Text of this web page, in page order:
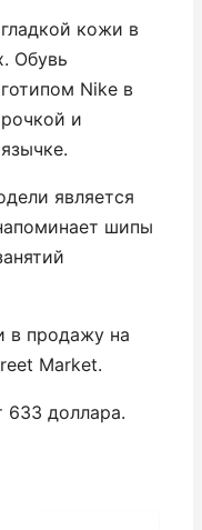
кожи в
Обувь
Nike в
и
является
шипы
в продажу на
Market.
633 доллара.